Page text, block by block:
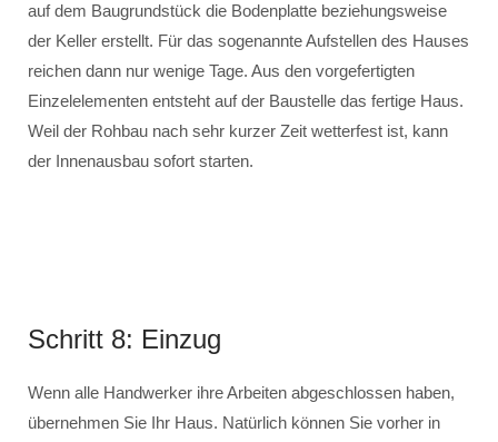
auf dem Baugrundstück die Bodenplatte beziehungsweise
der Keller erstellt. Für das sogenannte Aufstellen des Hauses
reichen dann nur wenige Tage. Aus den vorgefertigten
Einzelelementen entsteht auf der Baustelle das fertige Haus.
Weil der Rohbau nach sehr kurzer Zeit wetterfest ist, kann
der Innenausbau sofort starten.
Schritt 8: Einzug
Wenn alle Handwerker ihre Arbeiten abgeschlossen haben,
übernehmen Sie Ihr Haus. Natürlich können Sie vorher in